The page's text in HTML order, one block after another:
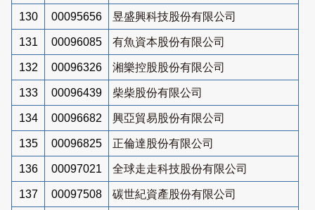
130 00095656 昱盛興科技股份有限公司
131 00096085 有魚資本股份有限公司
132 00096326 湘樂控股股份有限公司
133 00096439 柴柴股份有限公司
134 00096682 興亞貿易股份有限公司
135 00096825 正倫達股份有限公司
136 00097021 全球走走科技股份有限公司
137 00097508 碳世紀資產股份有限公司